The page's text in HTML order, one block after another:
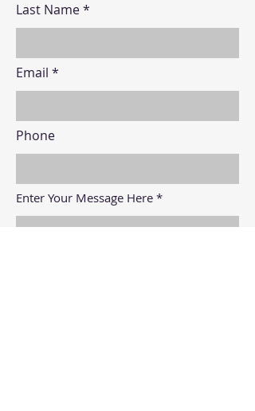
Last Name
Email
Phone
Enter Your Message Here